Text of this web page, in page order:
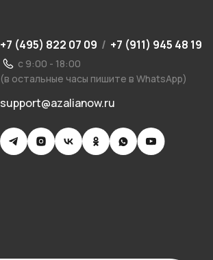
+7 (495) 822 07 09 / +7 (911) 945 48 19
с 9:00 - 18:00
(в остальные часы пишите в WhatsApp)
support@azalianow.ru